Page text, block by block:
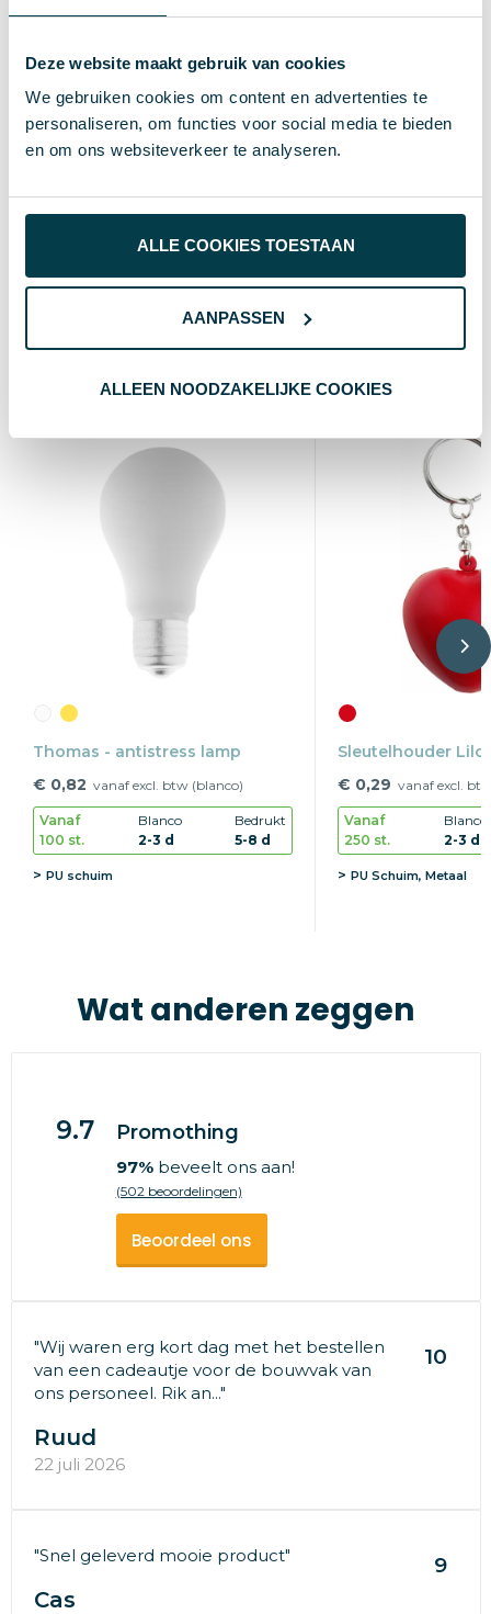
Deze website maakt gebruik van cookies
We gebruiken cookies om content en advertenties te
personaliseren, om functies voor social media te bieden
en om ons websiteverkeer te analyseren.
ALLE COOKIES TOESTAAN
AANPASSEN
ALLEEN NOODZAKELIJKE COOKIES
Maat
EAN-code 8719446009158
Merk IMPRESSION
Gewicht 40 g
Kleur
Standaard uitvoering
Breedte 5.1 cm
Thomas - antistress lamp
€ 0,82 vanaf excl. btw (blanco)
Vanaf
100 st.
Blanco
2-3 d
Bedrukt
5-8 d
PU schuim
Sleutelhouder
€ 0,29 vanaf excl.
Vanaf
250 st.
Blanco
2-3 d
PU Schuim, Metaal
Wat anderen zeggen
9.7 Promothing
97%beveelt ons aan!
(502 beoordelingen)
Beoordeel ons
"Wij waren erg kort dag met het bestellen
van een cadeautje voor de bouwvak van
ons personeel. Rik an..."
10
Ruud
22 juli 2026
"Snel geleverd mooie product" 9
Cas